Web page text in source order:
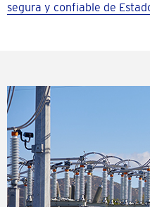
segura y confiable de